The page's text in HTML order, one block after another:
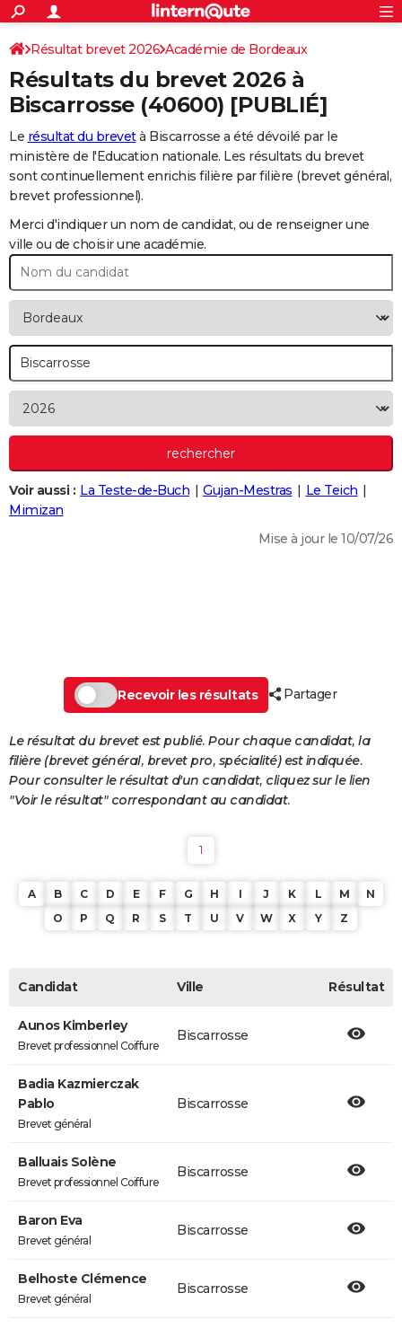
ACTUALITÉS
Politique
Société
Faits Divers
Education
Monde
Villes
+
SPORT
Coupe du monde 2026
Football
Tennis
Cyclisme
Rugby
Forum
CULTURE
FINANCE
Retraite
Impôts
Epargne
Immobilier
Risques naturels par ville
Banque
Assurance
Crédit
Essais
Réserver un essai
Citadines
Berlines
SUV
Forum auto
+
HIGH-TECH
Mobiles
Meilleur smartphone
Internet
Ordinateurs
Jeux vidéo
Guide high-tech
+
BRICOLAGE
Forum
Aménagement intérieur
Extérieur
Cuisine
Salle de bains
Jardinage
Rangement
WEEK-END
Guides de France
Escapades
Patrimoine
Expositions
Musées
Week-end nature
LIFESTYLE
Art de vivre
Bien-être
Loisirs
Mode
Modes de vie
+SANTE
Alimentation
Guide de la santé
Maladies
Médicaments
Sommeil
+VOYAGE
PHOTO
BONS PLANS
Se connecter
Primaires
Universités
Entreprises
Service militaire
Avis de recherche
AVIS DE DÉCÈS
Bricolage
Lifestyle
Culture
Sport
Auto
Television
Voyage
Cinema
Rechercher
S'inscrire
Connexion
Résultat brevet 2026 Académie de Bordeaux
Résultats du brevet 2026 à
Biscarrosse(40600) [PUBLIÉ]
Le résultat du brevetà Biscarrosse a été dévoilé par le
ministère de l'Education nationale. Les résultats du brevet
sont continuellement enrichis filière par filière (brevet général,
brevet professionnel).
Merci d'indiquer un nom de candidat, ou de renseigner une
ville ou de choisir une académie.
Voir aussi : La Teste-de-Buch Gujan-Mestras
Le Teich
Mimizan
Mise à jour le 10/07/26
Recevoir les résultats Partager
Le résultat du brevet est publié. Pour chaque candidat, la
filière (brevet général, brevet pro, spécialité) est indiquée.
Pour consulter le résultat d'un candidat, cliquez sur le lien
"Voir le résultat" correspondant au candidat.
1
A B C D E F G H I J K L M
N
O
P Q R S T U V W X Y Z
Candidat Ville Résultat
Aunos Kimberley
Brevet professionnel Coiffure
Biscarrosse
Badia Kazmierczak
Pablo
Brevet général
Biscarrosse
Balluais Solène
Brevet professionnel Coiffure
Biscarrosse
Baron Eva
Brevet général
Biscarrosse
Belhoste Clémence
Brevet général
Biscarrosse